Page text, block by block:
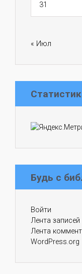
31
« Июл
Будь с
Войти
Лента записей
Лента
WordPress.org